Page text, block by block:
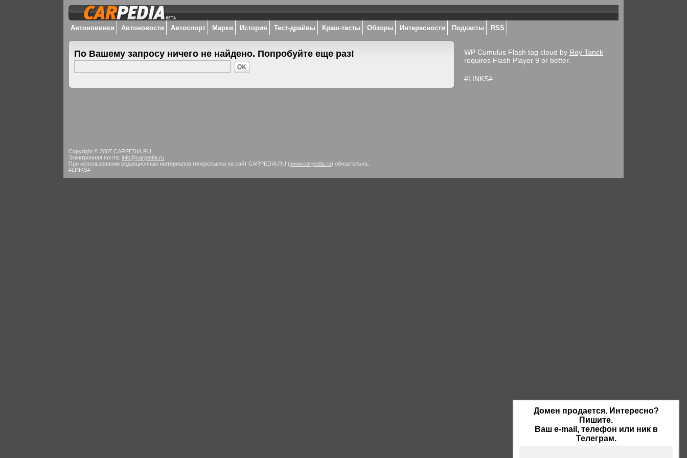
Автоновинки Автоновости Автоспорт Марки История Тест-драйвы Краш-тесты Обзоры Интересности Подкасты RSS
По Вашему запросу ничего не найдено. Попробуйте еще раз! WP Cumulus Flash tag cloud by Roy Tanck
requires Flash Player 9 or better.
#LINKS#
Copyright © 2007 CARPEDIA.RU
Электронная почта: info@carpedia.ru
При использовании редакционных материалов гиперссылка на сайт CARPEDIA.RU (www.carpedia.ru) обязательна.
#LINKS#
Домен продается. Интересно?
Пишите.
Ваш e-mail, телефон или ник в
Телеграм.